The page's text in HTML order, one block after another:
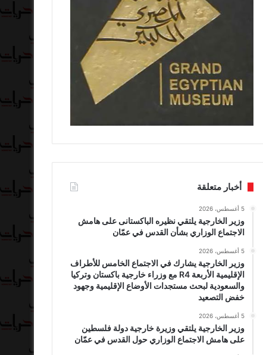
أخبار متعلقة
5 أغسطس، 2026
وزير الخارجية يلتقي نظيره الباكستانى على هامش
الاجتماع الوزاري بشأن القدس في عمّان
5 أغسطس، 2026
وزير الخارجية يشارك في الاجتماع الخامس للأطراف
الإقليمية الأربعة R4 مع وزراء خارجية باكستان وتركيا
والسعودية لبحث مستجدات الأوضاع الإقليمية وجهود
خفض التصعيد
5 أغسطس، 2026
وزير الخارجية يلتقي وزيرة خارجية دولة فلسطين
على هامش الاجتماع الوزاري حول القدس في عمّان